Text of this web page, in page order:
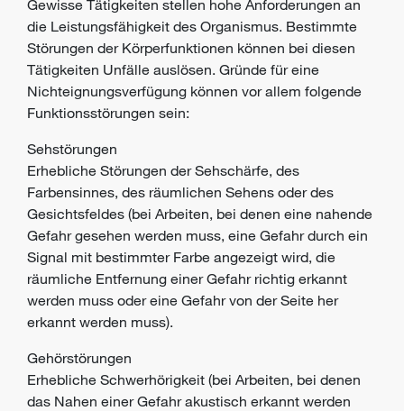
Gewisse Tätigkeiten stellen hohe Anforderungen an
die Leistungsfähigkeit des Organismus. Bestimmte
Störungen der Körperfunktionen können bei diesen
Tätigkeiten Unfälle auslösen. Gründe für eine
Nichteignungsverfügung können vor allem folgende
Funktionsstörungen sein:
Sehstörungen
Erhebliche Störungen der Sehschärfe, des
Farbensinnes, des räumlichen Sehens oder des
Gesichtsfeldes (bei Arbeiten, bei denen eine nahende
Gefahrgesehen werden muss, eine Gefahr durch ein
Signal mit bestimmter Farbe angezeigt wird, die
räumliche Entfernung einer Gefahr richtig erkannt
werden muss oder eine Gefahr von der Seite her
erkannt werden muss).
Gehörstörungen
Erhebliche Schwerhörigkeit (bei Arbeiten, bei denen
das Nahen einer Gefahr akustisch erkannt werden